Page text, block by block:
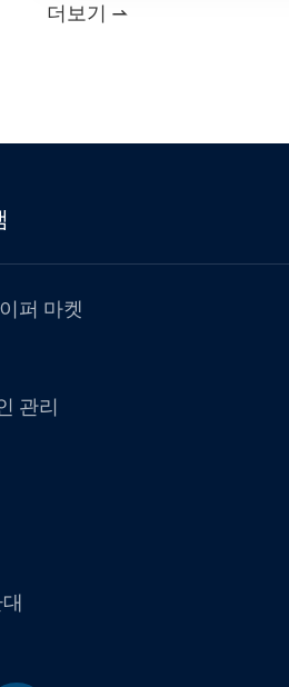
더보기 
퍼 마켓
관리